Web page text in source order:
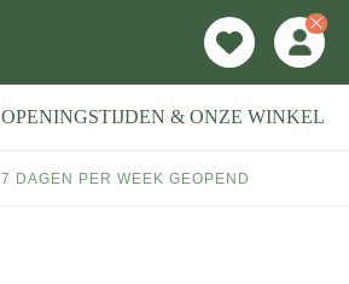
OPENINGSTIJDEN & ONZE WINKEL
7 DAGEN PER WEEK GEOPEND